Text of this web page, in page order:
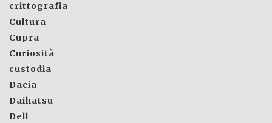
crittografia
Cultura
Cupra
Curiosità
custodia
Dacia
Daihatsu
Dell